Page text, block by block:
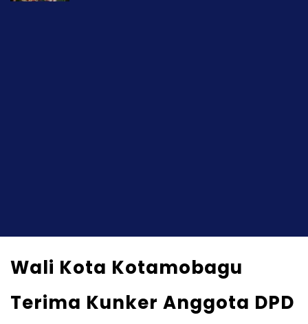
Wali Kota Kotamobagu
Terima Kunker Anggota DPD